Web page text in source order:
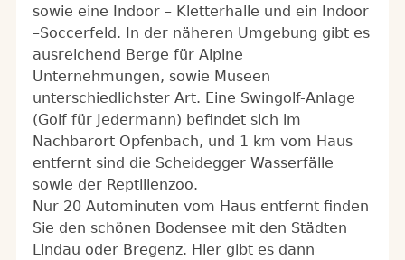
sowie eine Indoor – Kletterhalle und ein Indoor
–Soccerfeld. In der näheren Umgebung gibt es
ausreichend Berge für Alpine
Unternehmungen, sowie Museen
unterschiedlichster Art. Eine Swingolf-Anlage
(Golf für Jedermann) befindet sich im
Nachbarort Opfenbach, und 1 km vom Haus
entfernt sind die Scheidegger Wasserfälle
sowie der Reptilienzoo.
Nur 20 Autominuten vom Haus entfernt finden
Sie den schönen Bodensee mit den Städten
Lindau oder Bregenz. Hier gibt es dann